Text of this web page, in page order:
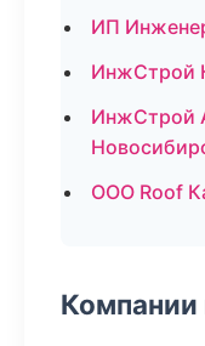
ИП
ИнжСтрой
ИнжСтрой
ООО Roof
Компании